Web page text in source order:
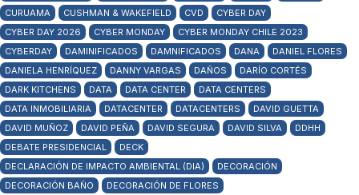
CURUAMA CUSHMAN & WAKEFIELD CVD
CYBER DAY
CYBER DAY 2026
CYBER MONDAY
CYBER MONDAY CHILE 2023
CYBERDAY
DAMINIFICADOS DAMNIFICADOS DANA
DANIEL FLORES
DANIELA HENRÍQUEZ
DANNY VARGAS DAÑOS
DARÍO CORTÉS
DARK KITCHENS
DATA DATA CENTER
DATA CENTERS
DATA INMOBILIARIA
DATACENTER DATACENTERS
DAVID GUETTA
DAVID MUÑOZ
DAVID PEÑA DAVID SEGURA DAVID SILVA
DDHH
DEBATE PRESIDENCIAL
DECK
DECLARACIÓN DE IMPACTO AMBIENTAL (DIA)
DECORACIÓN
DECORACIÓN BAÑO
DECORACIÓN DE FLORES